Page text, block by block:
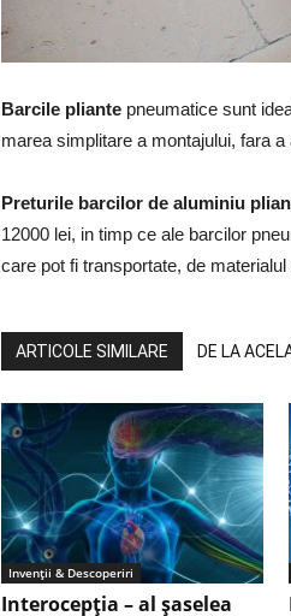
Barcile pliante pneumatice sunt
marea simplitare a montajului, fara
Preturile barcilor de aluminiu
12000 lei, in timp ce ale barcilor
care pot fi transportate, de
ARTICOLE SIMILARE DE LA
Invenții & Descoperiri
Interocepţia – al șaselea